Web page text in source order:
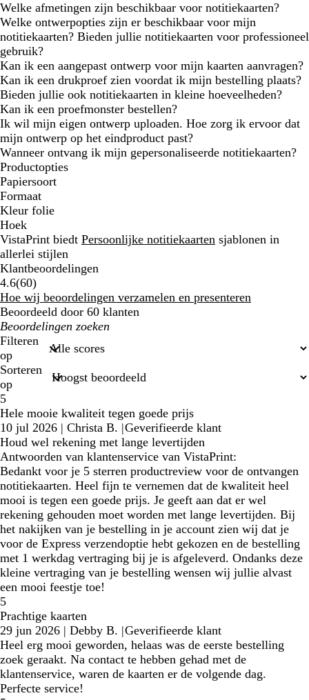
Welke afmetingen zijn beschikbaar voor notitiekaarten?
Welke ontwerpopties zijn er beschikbaar voor mijn
notitiekaarten? Bieden jullie notitiekaarten voor professioneel
gebruik?
Kan ik een aangepast ontwerp voor mijn kaarten aanvragen?
Kan ik een drukproef zien voordat ik mijn bestelling plaats?
Bieden jullie ook notitiekaarten in kleine hoeveelheden?
Kan ik een proefmonster bestellen?
Ik wil mijn eigen ontwerp uploaden. Hoe zorg ik ervoor dat
mijn ontwerp op het eindproduct past?
Wanneer ontvang ik mijn gepersonaliseerde notitiekaarten?
Productopties
Papiersoort
Formaat
Kleur folie
Hoek
VistaPrint biedt Persoonlijke notitiekaarten sjablonen in
allerlei stijlen
Klantbeoordelingen
4.6(6060
klantbeoordelingen
)
Hoe wij beoordelingen verzamelen en presenteren
Beoordeeld door 60 klanten
Mijn
zoekopdrachten
Filteren
op
Sorteren
op
5
Hele mooie kwaliteit tegen goede prijs
10 jul 2026 | Christa B. |Geverifieerde klant
Houd wel rekening met lange levertijden
Antwoorden van klantenservice van VistaPrint:
Bedankt voor je 5 sterren productreview voor de ontvangen
notitiekaarten. Heel fijn te vernemen dat de kwaliteit heel
mooi is tegen een goede prijs. Je geeft aan dat er wel
rekening gehouden moet worden met lange levertijden. Bij
het nakijken van je bestelling in je account zien wij dat je
voor de Express verzendoptie hebt gekozen en de bestelling
met 1 werkdag vertraging bij je is afgeleverd. Ondanks deze
kleine vertraging van je bestelling wensen wij jullie alvast
een mooi feestje toe!
5
Prachtige kaarten
29 jun 2026 | Debby B. |Geverifieerde klant
Heel erg mooi geworden, helaas was de eerste bestelling
zoek geraakt. Na contact te hebben gehad met de
klantenservice, waren de kaarten er de volgende dag.
Perfecte service!